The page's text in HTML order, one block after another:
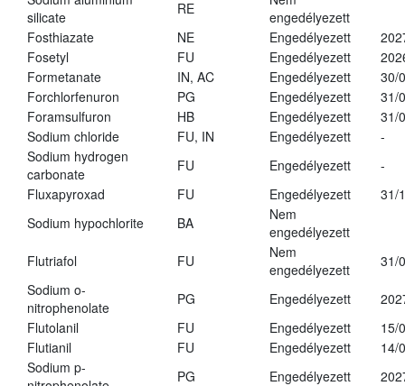
silicate
RE
engedélyezett
Fosthiazate
NE Engedélyezett
Fosetyl
FU Engedélyezett
Formetanate
IN, AC Engedélyezett
30/
Forchlorfenuron
PG Engedélyezett
31/
Foramsulfuron
HB Engedélyezett
31/
Sodium chloride
FU, IN Engedélyezett
-
Sodium hydrogen
carbonate
FU Engedélyezett
-
Fluxapyroxad
FU Engedélyezett
31/
Sodium hypochlorite
BA
Nem
engedélyezett
Flutriafol
FU
Nem
engedélyezett
31/
Sodium o-
nitrophenolate
PG Engedélyezett
Flutolanil
FU Engedélyezett
15/
Flutianil
FU Engedélyezett
14/
Sodium p-
PG Engedélyezett